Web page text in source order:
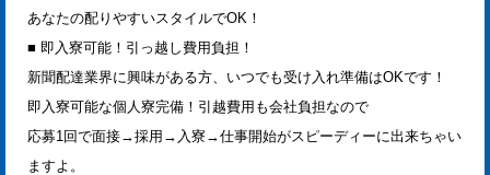
あなたの配りやすいスタイルでOK！
■ 即入寮可能！引っ越し費用負担！
新聞配達業界に興味がある方、いつでも受け入れ準備はOKです！
即入寮可能な個人寮完備！引越費用も会社負担なので
応募1回で面接→採用→入寮→仕事開始がスピーディーに出来ちゃい
ますよ。